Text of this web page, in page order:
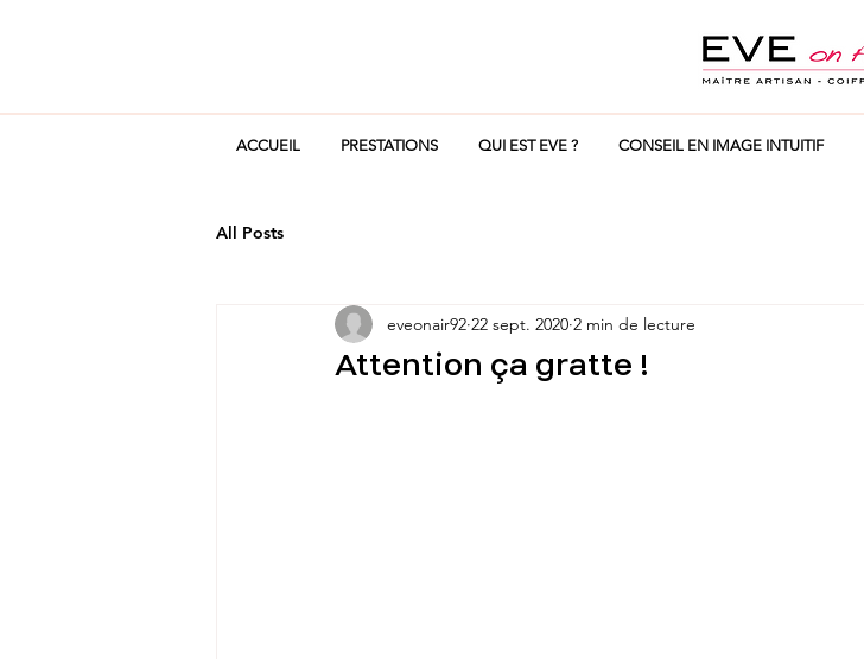
ACCUEIL PRESTATIONS QUI EST EVE ? CONSEIL EN IMAGE INTUITIF
All Posts
Attention ça gratte !
eveonair92 22 sept. 2020 2 min de lecture